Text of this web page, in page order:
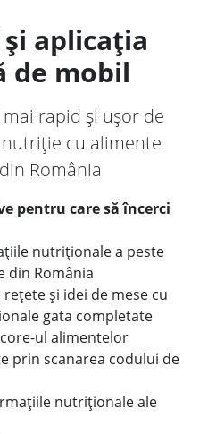
aplicația
de mobil
mai rapid și ușor de
cu alimente
România
pentru care să încerci
nutriționale a peste
din România
rețete și idei de mese cu
gata completate
ul alimentelor
prin scanarea codului de
nutriționale ale